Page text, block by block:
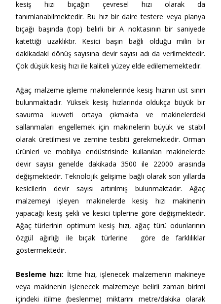
kesiş hızı bıçağın çevresel hızı olarak da
tanımlanabilmektedir. Bu hız bir daire testere veya planya
bıçağı başında (top) belirli bir A noktasının bir saniyede
katettiği uzaklıktır. Kesici başın bağlı olduğu milin bir
dakikadaki dönüş sayısına devir sayısı adı da verilmektedir.
Çok düşük kesiş hızı ile kaliteli yüzey elde edilememektedir.
Ağaç malzeme işleme makinelerinde kesiş hızının üst sınırı
bulunmaktadır. Yüksek kesiş hızlarında oldukça büyük bir
savurma kuvveti ortaya çıkmakta ve makinelerdeki
sallanmaları engellemek için makinelerin büyük ve stabil
olarak üretilmesi ve zemine tesbiti gerekmektedir. Orman
ürünleri ve mobilya endüstrisinde kullanılan makinelerde
devir sayısı genelde dakikada 3500 ile 22000 arasında
değişmektedir. Teknolojik gelişime bağlı olarak son yıllarda
kesicilerin devir sayısı artırılmış bulunmaktadır. Ağaç
malzemeyi işleyen makinelerde kesiş hızı makinenin
yapacağı kesiş şekli ve kesici tiplerine göre değişmektedir.
Ağaç türlerinin optimum kesiş hızı, ağaç türü odunlarının
özgül ağırlığı ile bıçak türlerine göre de farklılıklar
göstermektedir.
Besleme hızı: İtme hızı, işlenecek malzemenin makineye
veya makinenin işlenecek malzemeye belirli zaman birimi
içindeki itilme (beslenme) miktarını metre/dakika olarak